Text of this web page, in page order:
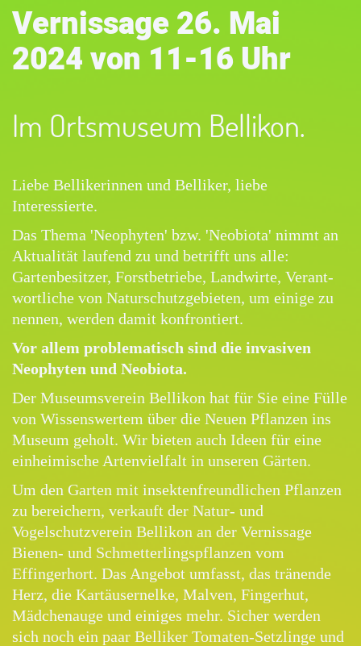
Vernissage 26. Mai
2024 von 11-16 Uhr
Im Ortsmuseum Bellikon.
Liebe Bellikerinnen und Belliker, liebe
Interessierte.
Das Thema 'Neophyten' bzw. 'Neobiota' nimmt an
Aktualität laufend zu und betrifft uns alle:
Gartenbesitzer, Forstbetriebe, Landwirte, Verant-
wortliche von Naturschutzgebieten, um einige zu
nennen, werden damit konfrontiert.
Vor allem problematisch sind die invasiven
Neophyten und Neobiota.
Der Museumsverein Bellikon hat für Sie eine Fülle
von Wissenswertem über die Neuen Pflanzen ins
Museum geholt. Wir bieten auch Ideen für eine
einheimische Artenvielfalt in unseren Gärten.
Um den Garten mit insektenfreundlichen Pflanzen
zu bereichern, verkauft der Natur- und
Vogelschutzverein Bellikon an der Vernissage
Bienen- und Schmetterlingspflanzen vom
Effingerhort. Das Angebot umfasst, das tränende
Herz, die Kartäusernelke, Malven, Fingerhut,
Mädchenauge und einiges mehr. Sicher werden
sich noch ein paar Belliker Tomaten-Setzlinge und